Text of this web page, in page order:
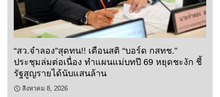
“สว.จำลอง”สุดทน!! เตือนสติ “บอร์ด กสทช.”
ประชุมล่มต่อเนื่อง ทำแผนแม่บทปี 69 หยุดชะงัก ชี้
รัฐสูญรายได้นับแสนล้าน
สิงหาคม 8, 2026